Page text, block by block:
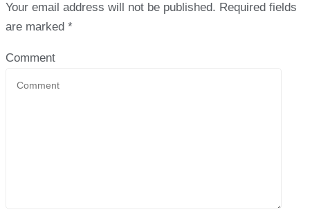
Your email address will not be published. Required fields
are marked *
Comment